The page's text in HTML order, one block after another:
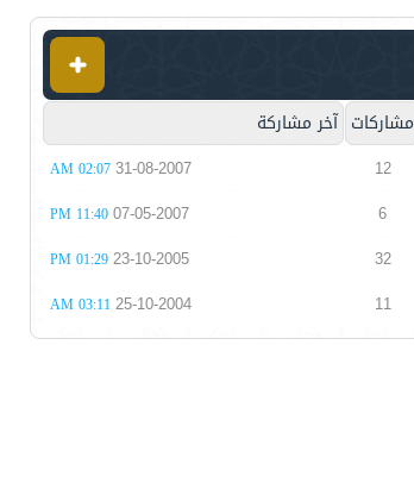
مشاركات آخر مشاركة
12
31-08-2007
02:07 AM
6
07-05-2007
11:40 PM
32
23-10-2005
01:29 PM
11
25-10-2004
03:11 AM